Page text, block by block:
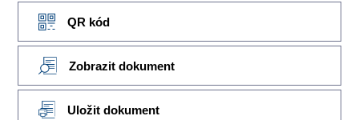
QR kód
Zobrazit dokument
Uložit dokument